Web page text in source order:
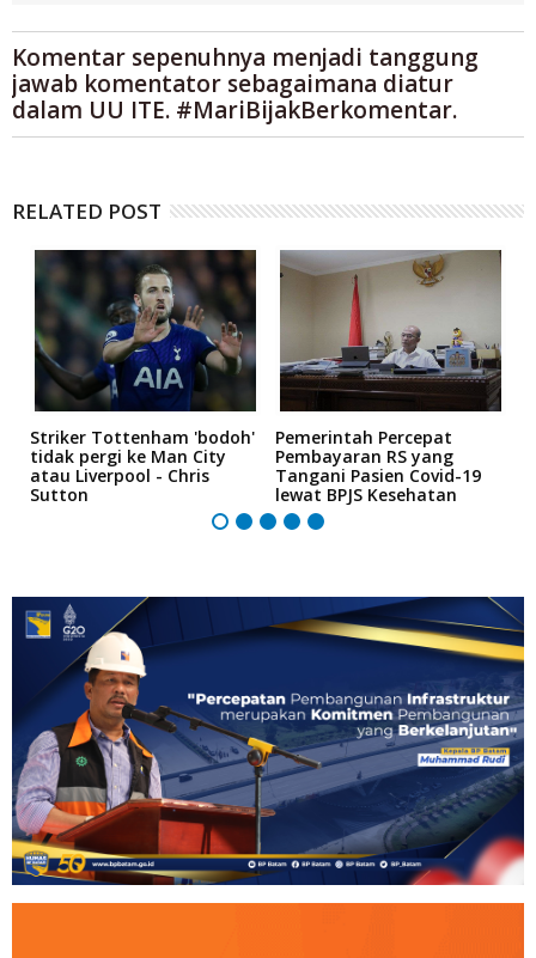
Komentar sepenuhnya menjadi tanggung
jawab komentator sebagaimana diatur
dalam UU ITE. #MariBijakBerkomentar.
RELATED POST
Striker Tottenham 'bodoh'
tidak pergi ke Man City
atau Liverpool - Chris
Sutton
Pemerintah Percepat
Pembayaran RS yang
Tangani Pasien Covid-19
lewat BPJS Kesehatan